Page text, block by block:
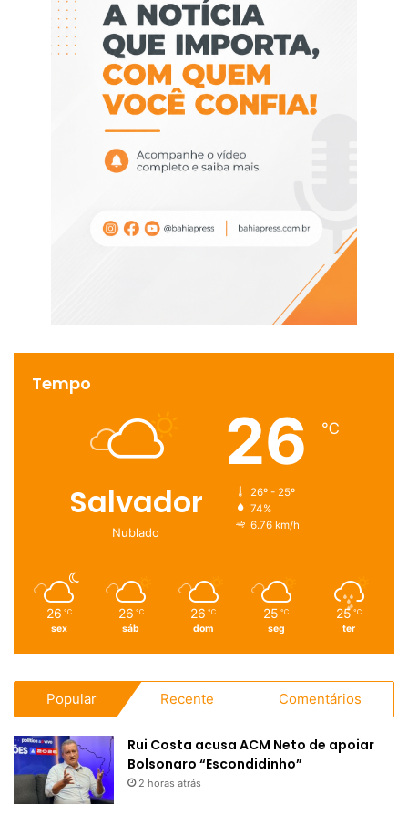
Tempo
Salvador
Nublado
26 ℃
26º - 25º
74%
6.76 km/h
26 ℃
sex
26 ℃
sáb
26 ℃
dom
25 ℃
seg
25 ℃
ter
Popular Recente Comentários
Rui Costa acusa ACM Neto de apoiar
Bolsonaro “Escondidinho”
2 horas atrás